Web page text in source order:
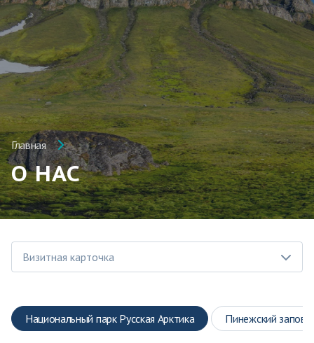
Главная
О НАС
Визитная карточка
Национальный парк Русская Арктика Пинежский